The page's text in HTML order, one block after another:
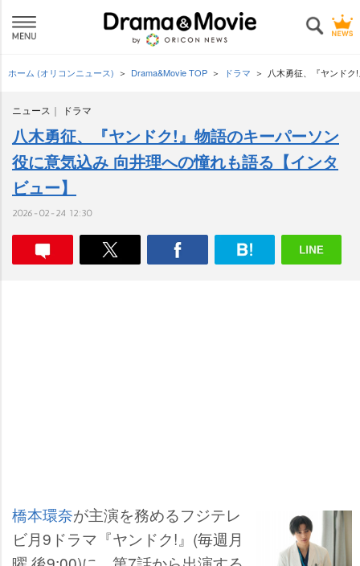
ホーム (オリコンニュース) Drama&Movie TOP ドラマ 八木勇征、『ヤンド
ニュース ドラマ
八木勇征、『ヤンドク!』物語のキーパーソン
役に意気込み 向井理への憧れも語る【インタ
ビュー】
2026-02-24 12:30
橋本環奈が主演を務めるフジテレ
ビ月9ドラマ『ヤンドク!』(毎週月